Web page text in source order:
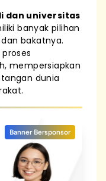
dan universitas
banyak pilihan
bakatnya.
mempersiapkan
dunia
Banner Bersponsor